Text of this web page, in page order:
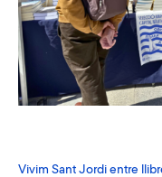
Vivim Sant Jordi entre